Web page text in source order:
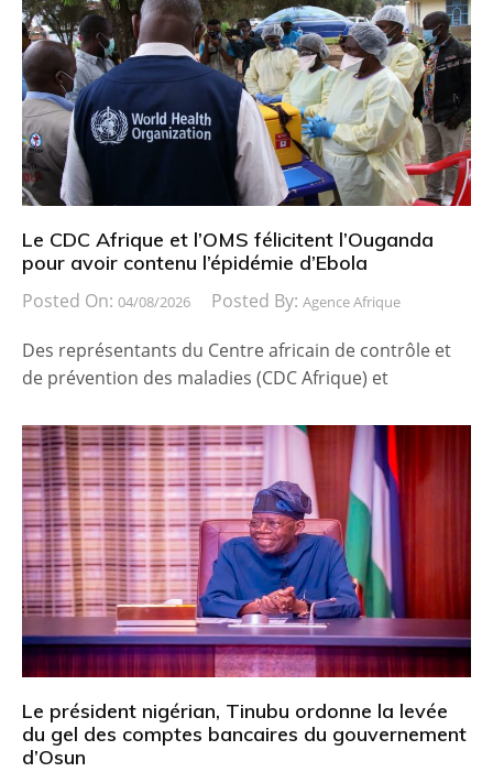
Le CDC Afrique et l’OMS félicitent l’Ouganda
pour avoir contenu l’épidémie d’Ebola
Posted On: 04/08/2026 Posted By: Agence Afrique
Des représentants du Centre africain de contrôle et
de prévention des maladies (CDC Afrique) et
Le président nigérian, Tinubu ordonne la levée
du gel des comptes bancaires du gouvernement
d’Osun